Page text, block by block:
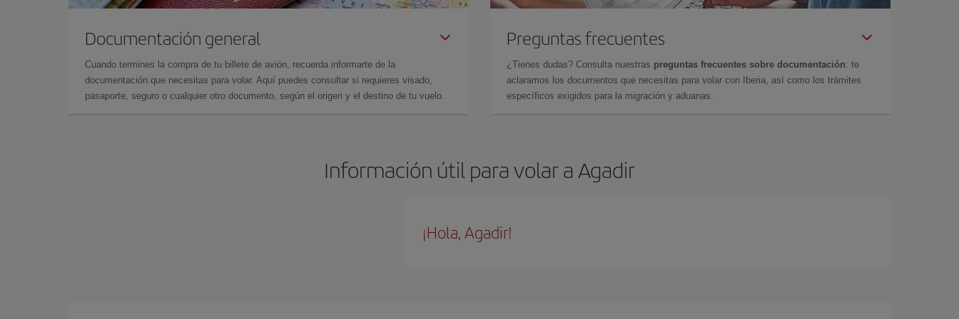
Documentación general
Cuando termines la compra de tu billete de avión, recuerda informarte de la
documentación que necesitas para volar. Aquí puedes consultar si requieres visado,
pasaporte, seguro o cualquier otro documento, según el origen y el destino de tu vuelo.
Preguntas frecuentes
¿Tienes dudas? Consulta nuestras preguntas frecuentes sobre documentación: te
aclaramos los documentos que necesitas para volar con Iberia, así como los trámites
específicos exigidos para la migración y aduanas.
Información útil para volar a Agadir
¡Hola, Agadir!